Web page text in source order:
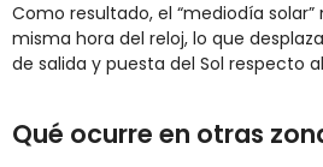
Como resultado, el “mediodía
misma hora del reloj, lo que
de salida y puesta del Sol respecto
Qué ocurre en otras